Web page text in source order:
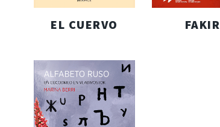
EL CUERVO FAKIR